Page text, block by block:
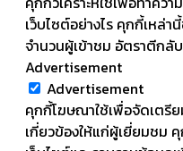
เว็บไซต์อย่างไร คุกกี้เหล่
จำนวนผู้เข้าชม อัตราตีกลั
Advertisement
Advertisement
คุกกี้โฆษณาใช้เพื่อจัดเตรี
เกี่ยวข้องให้แก่ผู้เยี่ยมชม